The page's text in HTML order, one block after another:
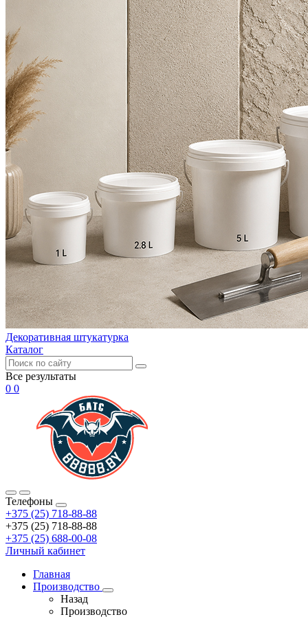
Декоративная штукатурка
Каталог
Все результаты
0 0
Телефоны
+375 (25) 718-88-88
+375 (25) 718-88-88
+375 (25) 688-00-08
Личный кабинет
Главная
Производство
Назад
Производство